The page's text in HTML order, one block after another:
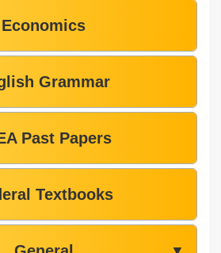
Economics
Grammar
Past Papers
Textbooks